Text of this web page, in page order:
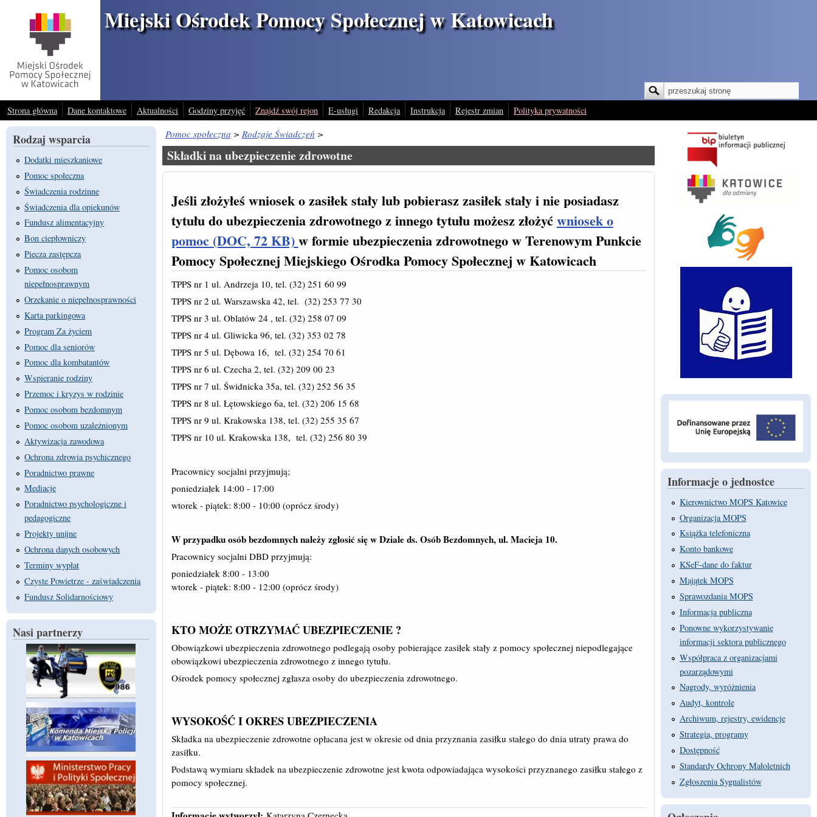
Miejski Ośrodek Pomocy Społecznej w Katowicach
Formularz wyszukiwania
Szukaj
Strona główna Dane kontaktowe Aktualności Godziny przyjęć Znajdź swój rejon E-usługi Redakcja Instrukcja Rejestr zmian Polityka prywatności
Rodzaj wsparcia
Dodatki mieszkaniowe
Pomoc społeczna
Świadczenia rodzinne
Świadczenia dla opiekunów
Fundusz alimentacyjny
Bon ciepłowniczy
Piecza zastępcza
Pomoc osobom
niepełnosprawnym
Orzekanie o niepełnosprawności
Karta parkingowa
Program Za życiem
Pomoc dla seniorów
Pomoc dla kombatantów
Wspieranie rodziny
Przemoc i kryzys w rodzinie
Pomoc osobom bezdomnym
Pomoc osobom uzależnionym
Aktywizacja zawodowa
Ochrona zdrowia psychicznego
Poradnictwo prawne
Mediacje
Poradnictwo psychologiczne i
pedagogiczne
Projekty unijne
Ochrona danych osobowych
Terminy wypłat
Czyste Powietrze - zaświadczenia
Fundusz Solidarnościowy
Nasi partnerzy
Pomoc społeczna > Rodzaje Świadczeń >
Składki na ubezpieczenie zdrowotne
Jeśli złożyłeś wniosek o zasiłek stały lub pobierasz zasiłek stały i nie posiadasz
tytułu do ubezpieczenia zdrowotnego z innego tytułu możesz złożyćwniosek o
pomoc (DOC, 72 KB)w formie ubezpieczenia zdrowotnego w Terenowym Punkcie
Pomocy Społecznej Miejskiego Ośrodka Pomocy Społecznej w Katowicach
TPPS nr 1 ul. Andrzeja 10, tel. (32) 251 60 99
TPPS nr 2 ul. Warszawska 42, tel. (32) 253 77 30
TPPS nr 3 ul. Oblatów 24 , tel. (32) 258 07 09
TPPS nr 4 ul. Gliwicka 96, tel. (32) 353 02 78
TPPS nr 5 ul. Dębowa 16, tel. (32) 254 70 61
TPPS nr 6 ul. Czecha 2, tel. (32) 209 00 23
TPPS nr 7 ul. Świdnicka 35a, tel. (32) 252 56 35
TPPS nr 8 ul. Łętowskiego 6a, tel. (32) 206 15 68
TPPS nr 9 ul. Krakowska 138, tel. (32) 255 35 67
TPPS nr 10 ul. Krakowska 138, tel. (32) 256 80 39
Pracownicy socjalni przyjmują;
poniedziałek 14:00 - 17:00
wtorek - piątek: 8:00 - 10:00 (oprócz środy)
W przypadku osób bezdomnych należy zgłosić się w Dziale ds. Osób Bezdomnych, ul. Macieja 10.
Pracownicy socjalni DBD przyjmują:
poniedziałek 8:00 - 13:00
wtorek - piątek: 8:00 - 12:00 (oprócz środy)
KTO MOŻE OTRZYMAĆ UBEZPIECZENIE ?
Obowiązkowi ubezpieczenia zdrowotnego podlegają osoby pobierające zasiłek stały z pomocy społecznej niepodlegające
obowiązkowi ubezpieczenia zdrowotnego z innego tytułu.
Ośrodek pomocy społecznej zgłasza osoby do ubezpieczenia zdrowotnego.
WYSOKOŚĆ I OKRES UBEZPIECZENIA
Składka na ubezpieczenie zdrowotne opłacana jest w okresie od dnia przyznania zasiłku stałego do dnia utraty prawa do
zasiłku.
Podstawą wymiaru składek na ubezpieczenie zdrowotne jest kwota odpowiadająca wysokości przyznanego zasiłku stałego z
pomocy społecznej.
Informacje o jednostce
Kierownictwo MOPS Katowice
Organizacja MOPS
Książka telefoniczna
Konto bankowe
KSeF-dane do faktur
Majątek MOPS
Sprawozdania MOPS
Informacja publiczna
Ponowne wykorzystywanie
informacji sektora publicznego
Współpraca z organizacjami
pozarządowymi
Nagrody, wyróżnienia
Audyt, kontrole
Archiwum, rejestry, ewidencje
Strategia, programy
Dostępność
Standardy Ochrony Małoletnich
Zgłoszenia Sygnalistów